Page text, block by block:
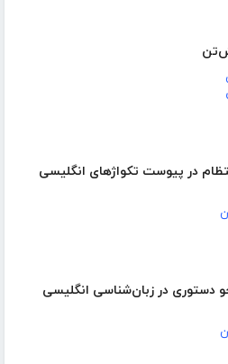
در پیوست تکواژهای انگلیسی
دستوری در زبان‌شناسی انگلیسی